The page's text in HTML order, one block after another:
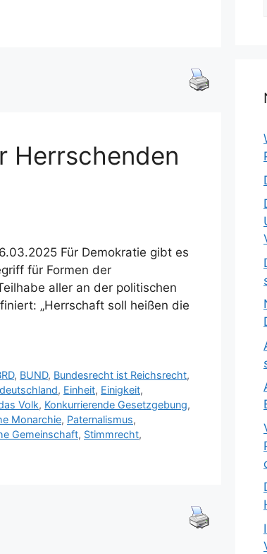
Herrschenden
Für Demokratie gibt es
für Formen der
aller an der politischen
„Herrschaft soll heißen die
, BUND, Bundesrecht ist Reichsrecht,
deutschland, Einheit, Einigkeit,
Volk, Konkurrierende Gesetzgebung,
Monarchie, Paternalismus,
Gemeinschaft, Stimmrecht,